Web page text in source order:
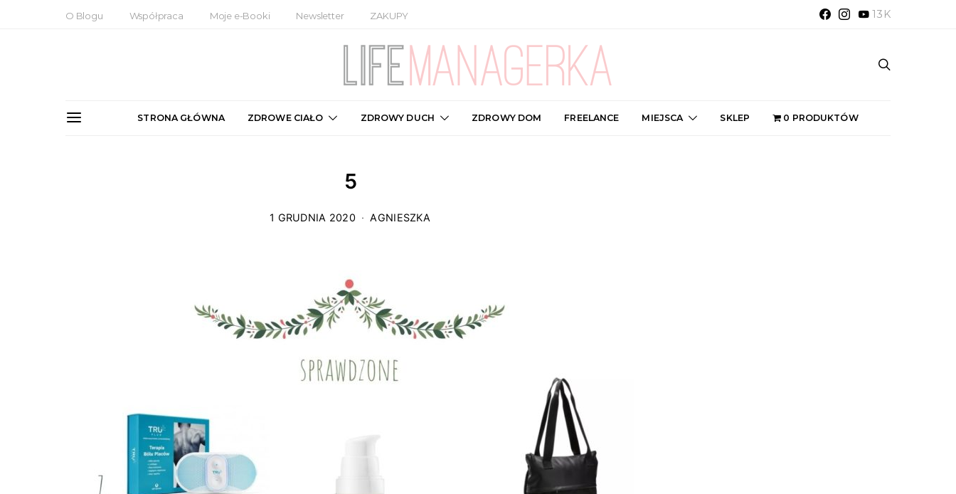
O Blogu Współpraca Moje e-Booki Newsletter ZAKUPY 13K
STRONA GŁÓWNA ZDROWE CIAŁO ZDROWY DUCH ZDROWY DOM FREELANCE MIEJSCA SKLEP 0 PRODUKTÓW
5
1 GRUDNIA 2020 AGNIESZKA